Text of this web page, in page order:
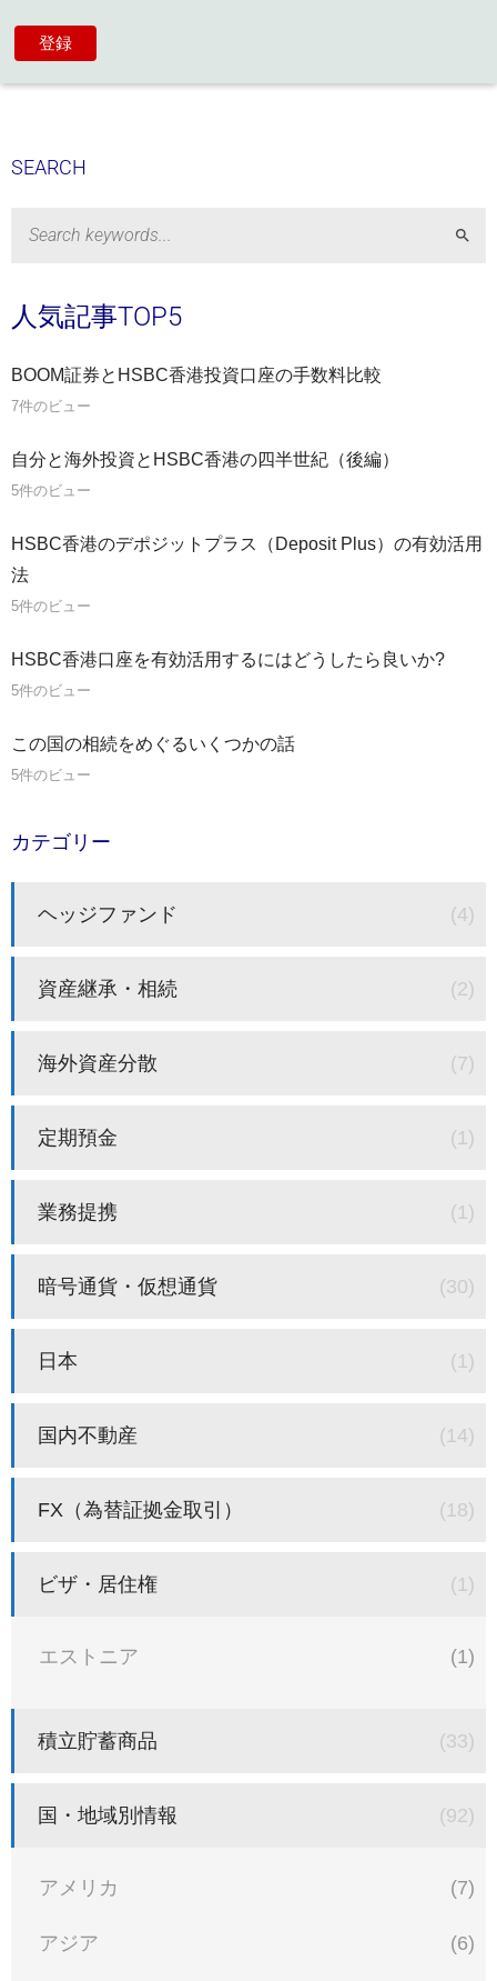
SEARCH
人気記事TOP5
BOOM証券とHSBC香港投資口座の手数料比較
7件のビュー
自分と海外投資とHSBC香港の四半世紀（後編）
5件のビュー
HSBC香港のデポジットプラス（Deposit Plus）の有効活用
法
5件のビュー
HSBC香港口座を有効活用するにはどうしたら良いか?
5件のビュー
この国の相続をめぐるいくつかの話
5件のビュー
カテゴリー
ヘッジファンド (4)
資産継承・相続 (2)
海外資産分散 (7)
定期預金 (1)
業務提携 (1)
暗号通貨・仮想通貨 (30)
日本 (1)
国内不動産 (14)
FX（為替証拠金取引） (18)
ビザ・居住権 (1)
エストニア (1)
積立貯蓄商品 (33)
国・地域別情報 (92)
アメリカ (7)
アジア (6)